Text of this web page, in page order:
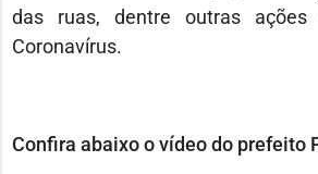
das ruas, dentre outras
Coronavírus.
Confira abaixo o vídeo do prefeito